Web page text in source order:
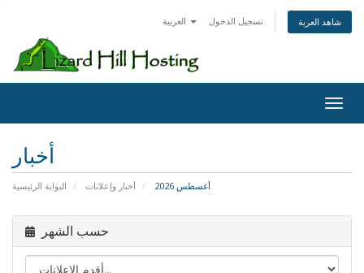
تسجيل الدخول شاهد العربة
أخبار
البوابة الرئيسية أخبار وإعلانات أغسطس 2026
حسب الشهر